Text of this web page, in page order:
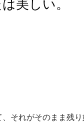
美しい。
それがそのまま残